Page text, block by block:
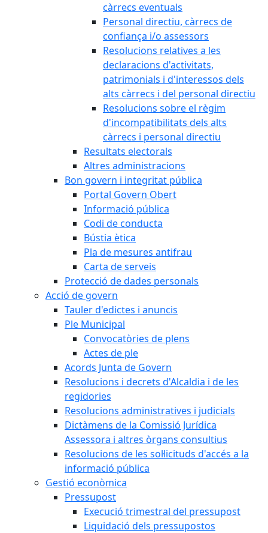
càrrecs eventuals
Personal directiu, càrrecs de
confiança i/o assessors
Resolucions relatives a les
declaracions d'activitats,
patrimonials i d'interessos dels
alts càrrecs i del personal directiu
Resolucions sobre el règim
d'incompatibilitats dels alts
càrrecs i personal directiu
Resultats electorals
Altres administracions
Bon govern i integritat pública
Portal Govern Obert
Informació pública
Codi de conducta
Bústia ètica
Pla de mesures antifrau
Carta de serveis
Protecció de dades personals
Acció de govern
Tauler d'edictes i anuncis
Ple Municipal
Convocatòries de plens
Actes de ple
Acords Junta de Govern
Resolucions i decrets d'Alcaldia i de les
regidories
Resolucions administratives i judicials
Dictàmens de la Comissió Jurídica
Assessora i altres òrgans consultius
Resolucions de les sol·licituds d'accés a la
informació pública
Gestió econòmica
Pressupost
Execució trimestral del pressupost
Liquidació dels pressupostos